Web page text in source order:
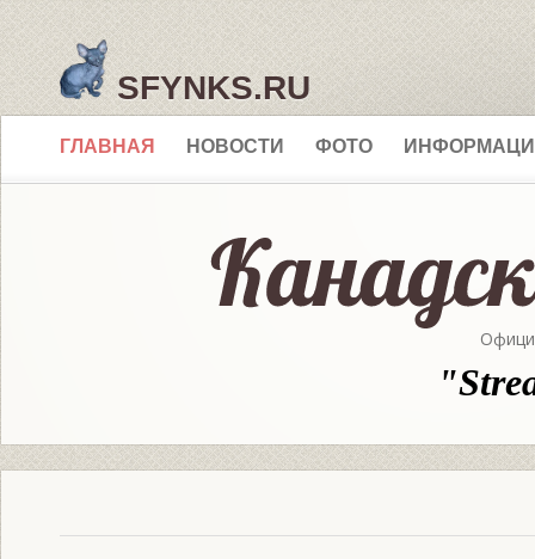
SFYNKS.RU
ГЛАВНАЯ НОВОСТИ ФОТО